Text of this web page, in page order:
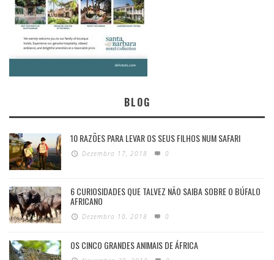
BLOG
10 RAZÕES PARA LEVAR OS SEUS FILHOS NUM SAFARI
Dezembro 17, 2018 0
6 CURIOSIDADES QUE TALVEZ NÃO SAIBA SOBRE O BÚFALO
AFRICANO
Dezembro 10, 2018 0
OS CINCO GRANDES ANIMAIS DE ÁFRICA